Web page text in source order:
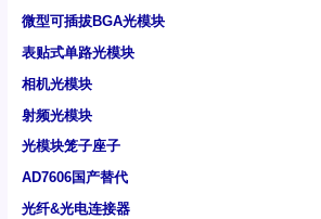
微型可插拔BGA光模块
表贴式单路光模块
相机光模块
射频光模块
光模块笼子座子
AD7606国产替代
光纤&光电连接器